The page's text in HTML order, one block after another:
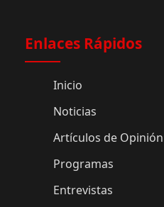
Enlaces Rápidos
Inicio
Noticias
Artículos de Opinión
Programas
Entrevistas